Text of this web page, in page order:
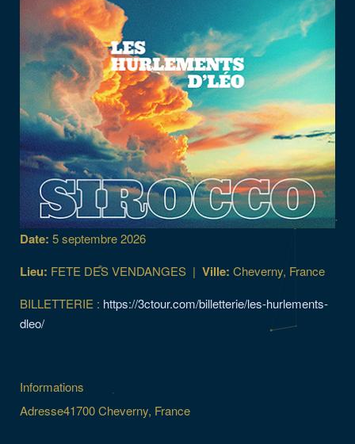
Date: 5 septembre 2026
Lieu: FETE DES VENDANGES | Ville: Cheverny, France
BILLETTERIE : https://3ctour.com/billetterie/les-hurlements-
dleo/
Informations
Adresse41700 Cheverny, France